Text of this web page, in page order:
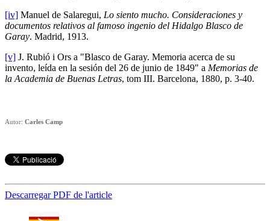
[iv] Manuel de Salaregui, Lo siento mucho. Consideraciones y
documentos relativos al famoso ingenio del Hidalgo Blasco de
Garay. Madrid, 1913.
[v] J. Rubió i Ors a "Blasco de Garay. Memoria acerca de su
invento, leída en la sesión del 26 de junio de 1849" a Memorias de
la Academia de Buenas Letras, tom III. Barcelona, 1880, p. 3-40.
Autor: Carles Camp
Descarregar PDF de l'article